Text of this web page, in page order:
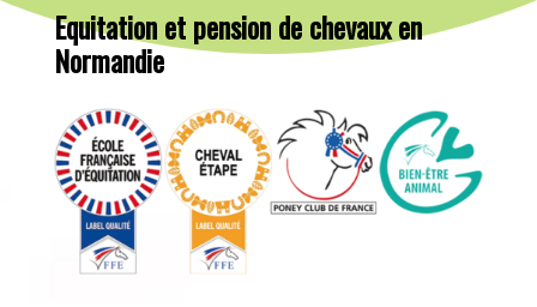
Equitation et pension de chevaux en
Normandie